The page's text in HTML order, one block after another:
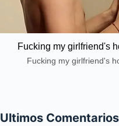
Fucking my girlfriend's
Fucking my girlfriend's
Ultimos Comentarios